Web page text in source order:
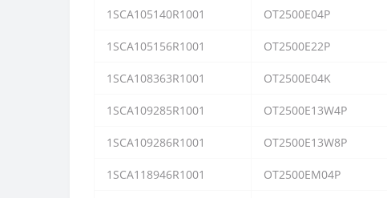
1SCA105140R1001 OT2500E04P
1SCA105156R1001 OT2500E22P
1SCA108363R1001 OT2500E04K
1SCA109285R1001 OT2500E13W4P
1SCA109286R1001 OT2500E13W8P
1SCA118946R1001 OT2500EM04P